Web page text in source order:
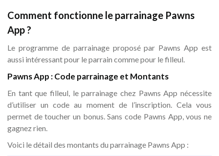
Comment fonctionne le parrainage Pawns
App ?
Le programme de parrainage proposé par Pawns App est
aussi intéressant pour le parrain comme pour le filleul.
Pawns App : Code parrainage et Montants
En tant que filleul, le parrainage chez Pawns App nécessite
d’utiliser un code au moment de l’inscription. Cela vous
permet de toucher un bonus. Sans code Pawns App, vous ne
gagnez rien.
Voici le détail des montants du parrainage Pawns App :